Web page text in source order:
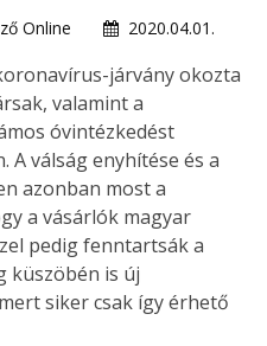
Online
2020.04.01.
járvány okozta
valamint a
óvintézkedést
A válság enyhítése és a
azonban most a
a vásárlók magyar
pedig fenntartsák a
küszöbén is új
siker csak így érhető